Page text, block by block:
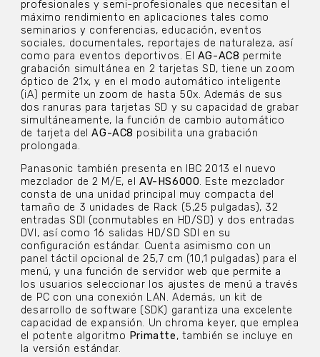
profesionales y semi-profesionales que necesitan el
máximo rendimiento en aplicaciones tales como
seminarios y conferencias, educación, eventos
sociales, documentales, reportajes de naturaleza, así
como para eventos deportivos. El AG-AC8 permite
grabación simultánea en 2 tarjetas SD, tiene un zoom
óptico de 21x, y en el modo automático inteligente
(iA) permite un zoom de hasta 50x. Además de sus
dos ranuras para tarjetas SD y su capacidad de grabar
simultáneamente, la función de cambio automático
de tarjeta delAG-AC8 posibilita una grabación
prolongada.
Panasonic también presenta en IBC 2013 el nuevo
mezclador de 2 M/E, elAV-HS6000. Este mezclador
consta de una unidad principal muy compacta del
tamaño de 3 unidades de Rack (5,25 pulgadas), 32
entradas SDI (conmutables en HD/SD) y dos entradas
DVI, así como 16 salidas HD/SD SDI en su
configuración estándar. Cuenta asimismo con un
panel táctil opcional de 25,7 cm (10,1 pulgadas) para el
menú, y una función de servidor web que permite a
los usuarios seleccionar los ajustes de menú a través
de PC con una conexión LAN. Además, un kit de
desarrollo de software (SDK) garantiza una excelente
capacidad de expansión. Un chroma keyer, que emplea
el potente algoritmo Primatte, también se incluye en
la versión estándar.